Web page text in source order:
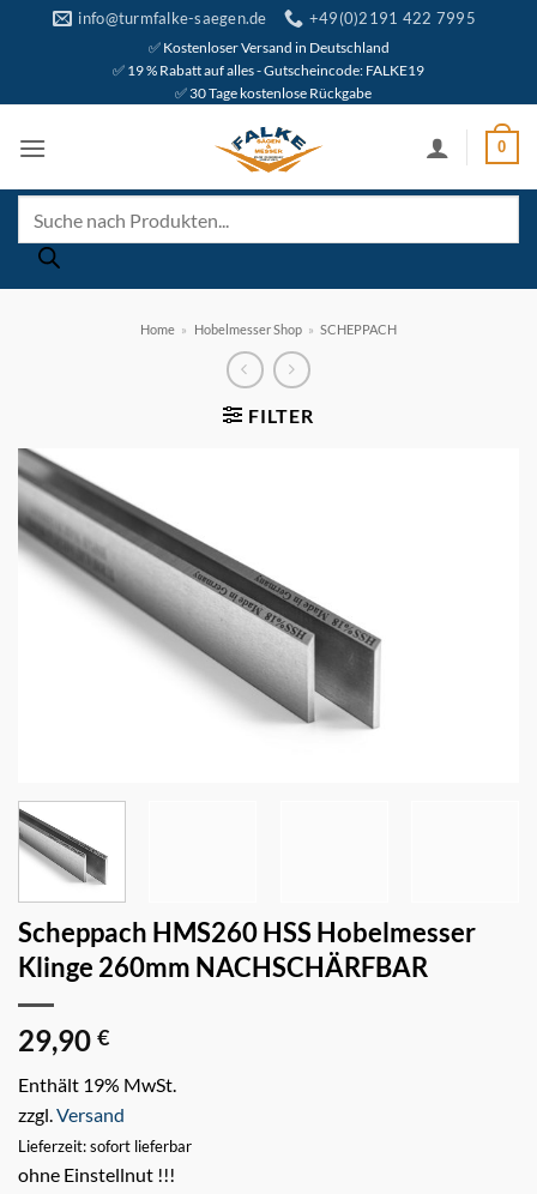
info@turmfalke-saegen.de +49(0)2191 422 7995
✅ Kostenloser Versand in Deutschland
✅ 19 % Rabatt auf alles - Gutscheincode: FALKE19
✅ 30 Tage kostenlose Rückgabe
0
search
Home » Hobelmesser Shop » SCHEPPACH
FILTER
Scheppach HMS260 HSS Hobelmesser
Klinge 260mm NACHSCHÄRFBAR
29,90 €
Enthält 19% MwSt.
zzgl. Versand
Lieferzeit: sofort lieferbar
ohne Einstellnut !!!